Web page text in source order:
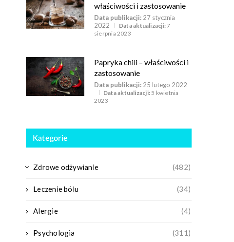
właściwości i zastosowanie
Data publikacji: 27 stycznia
2022
Data aktualizacji:7
sierpnia 2023
Papryka chili – właściwości i
zastosowanie
Data publikacji: 25 lutego 2022
Data aktualizacji: 5 kwietnia
2023
Kategorie
Zdrowe odżywianie (482)
Leczenie bólu (34)
Alergie (4)
Psychologia (311)